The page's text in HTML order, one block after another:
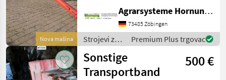
Nova mašina
12.30 m – Durchmesser 200
mm - Leistung 50 t
Agrarsysteme Hornung GmbH & Co. KG
73485 Zöbingen
Strojevi za
transport /
Sonstige
Premium Plus trgovac
Sonstige
Transportband
500 €